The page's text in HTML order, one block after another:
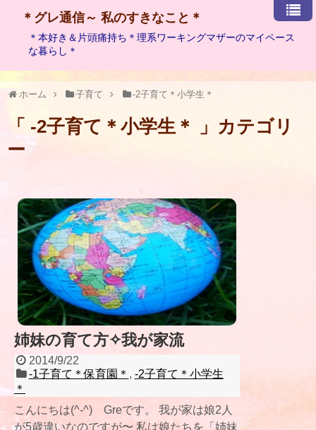
＊グレ通信～ 私のすきなこと＊
＊本好き＆片頭痛持ち＊理系ワーキングマザーのマイペース
な暮らし＊
ホーム 子育て -2子育て＊小学生＊
「 -2子育て＊小学生＊ 」カテゴリ
ー
姉妹の育て方✧我が家流
2014/9/22
-1子育て＊保育園＊ , -2子育て＊小学生
＊
こんにちは(^-^) Greです。 我が家は娘2人
が5歳違いなのですが〜 私は娘たちを「姉妹